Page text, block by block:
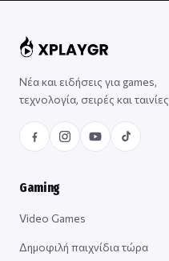
Νέα και ειδήσεις για games,
τεχνολογία, σειρές και ταινίες
Gaming
Video Games
Δημοφιλή παιχνίδια τώρα